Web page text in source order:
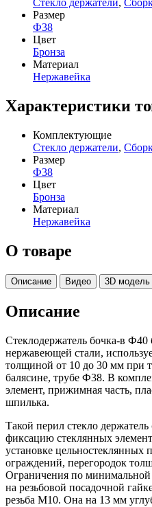
Стекло держатели,
Размер
Ф38
Цвет
Бронза
Материал
Нержавейка
Характеристики
Комплектующие
Стекло держатели,
Размер
Ф38
Цвет
Бронза
Материал
Нержавейка
О товаре
Описание Видео 3D модель
Описание
Стеклодержатель бочка-в Ф40
нержавеющей стали,
толщиной от 10 до 30 мм при
балясине, трубе Ф38. В
элемент, прижимная часть,
шпилька.
Такой перил стекло
фиксацию стеклянных
установке цельностеклянных
ограждений, перегородок
Ограничения по
на резьбовой посадочной
резьба М10. Она на 13 мм